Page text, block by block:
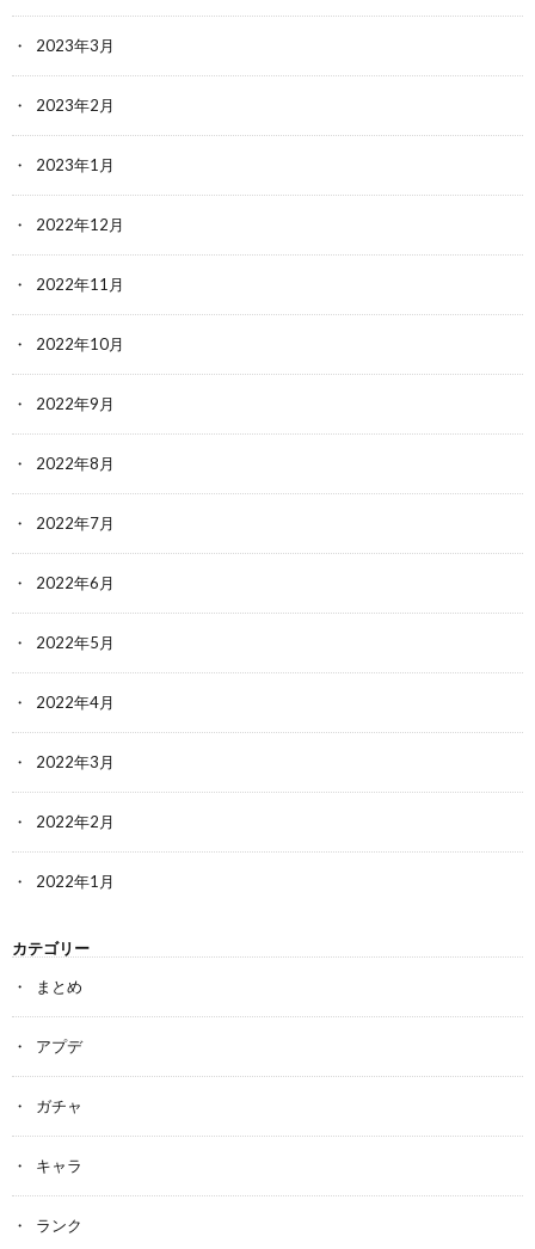
2023年3月
2023年2月
2023年1月
2022年12月
2022年11月
2022年10月
2022年9月
2022年8月
2022年7月
2022年6月
2022年5月
2022年4月
2022年3月
2022年2月
2022年1月
カテゴリー
まとめ
アプデ
ガチャ
キャラ
ランク